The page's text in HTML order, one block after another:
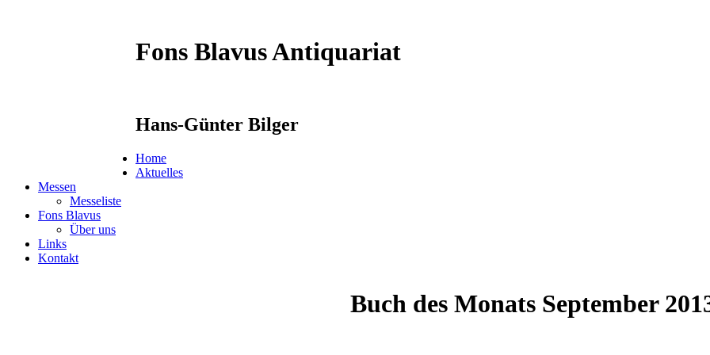
Fons BlavusAntiquariat
Hans-Günter Bilger
Home
Aktuelles
Messen
Messeliste
Fons Blavus
Über uns
Links
Kontakt
Buch des Monats September